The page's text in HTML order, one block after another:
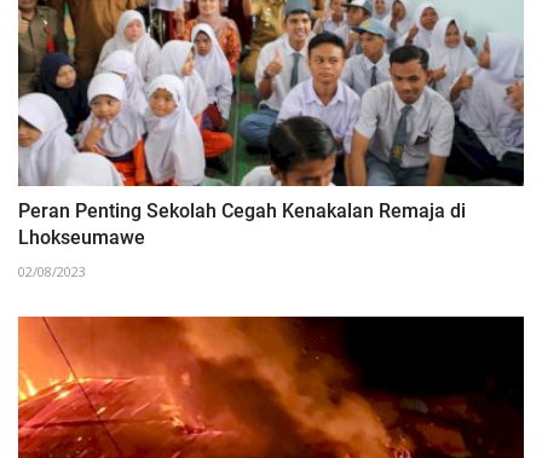
Peran Penting Sekolah Cegah Kenakalan Remaja di
Lhokseumawe
02/08/2023